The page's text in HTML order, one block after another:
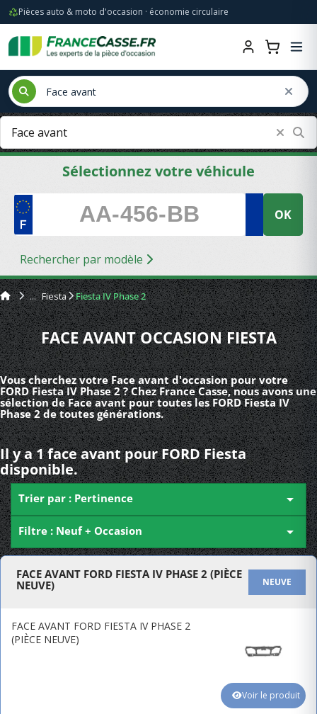
Pièces auto & moto d'occasion · économie circulaire
Sélectionnez votre véhicule
OK
Rechercher par modèle
Fiesta Fiesta IV Phase 2
FACE AVANT OCCASION FIESTA
Vous cherchez votre Face avant d'occasion pour votre
FORD Fiesta IV Phase 2 ? Chez France Casse, nous avons une
sélection de Face avant pour toutes les FORD Fiesta IV
Phase 2 de toutes générations.
Il y a 1 face avant pour FORD Fiesta
disponible.
Trier par : Pertinence 
Filtre : Neuf + Occasion 
FACE AVANT FORD FIESTA IV PHASE 2 (PIÈCE
NEUVE)
NEUVE
FACE AVANT FORD FIESTA IV PHASE 2
(PIÈCE NEUVE)
Voir le produit